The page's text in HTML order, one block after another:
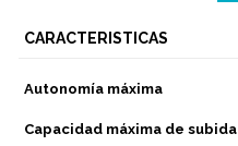
CARACTERISTICAS
Autonomía máxima
Capacidad máxima de subida